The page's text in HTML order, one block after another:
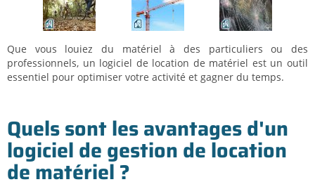
Que vous louiez du matériel à des particuliers ou des
professionnels, un logiciel de location de matériel est un outil
essentiel pour optimiser votre activité et gagner du temps.
Quels sont les avantages d'un
logiciel de gestion de location
de matériel ?